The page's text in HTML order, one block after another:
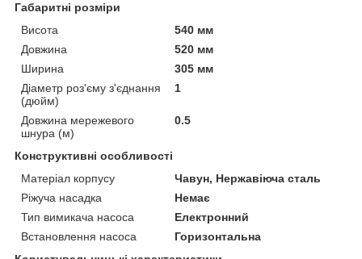
Габаритні розміри
Висота
540 мм
Довжина
520 мм
Ширина
305 мм
Діаметр роз'єму з'єднання
(дюйм)
1
Довжина мережевого
шнура (м)
0.5
Конструктивні особливості
Матеріал корпусу
Чавун, Нержавіюча сталь
Ріжуча насадка
Немає
Тип вимикача насоса
Електронний
Встановлення насоса
Горизонтальна